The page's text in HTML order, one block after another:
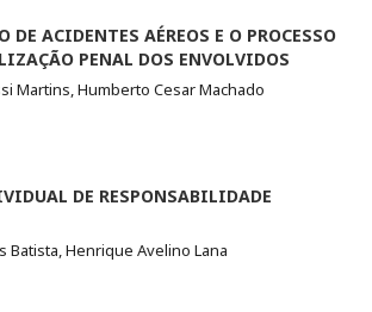
ACIDENTES AÉREOS E O PROCESSO
PENAL DOS ENVOLVIDOS
Martins, Humberto Cesar Machado
DE RESPONSABILIDADE
Batista, Henrique Avelino Lana